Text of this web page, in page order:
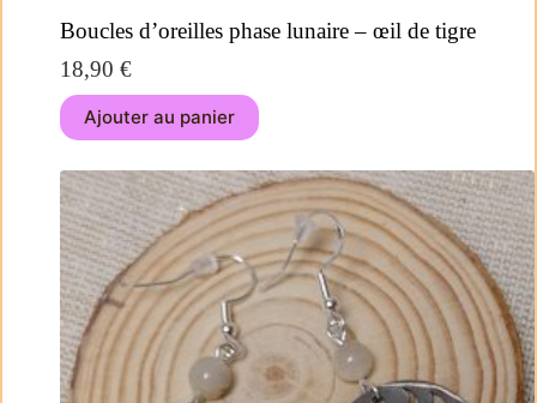
Boucles d’oreilles phase lunaire – œil de tigre
18,90 €
Ajouter au panier